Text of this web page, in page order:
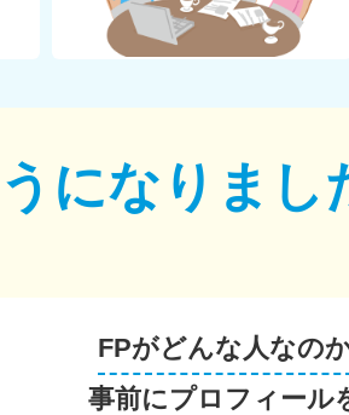
になりまし
FPがどんな人なの
事前にプロフィール